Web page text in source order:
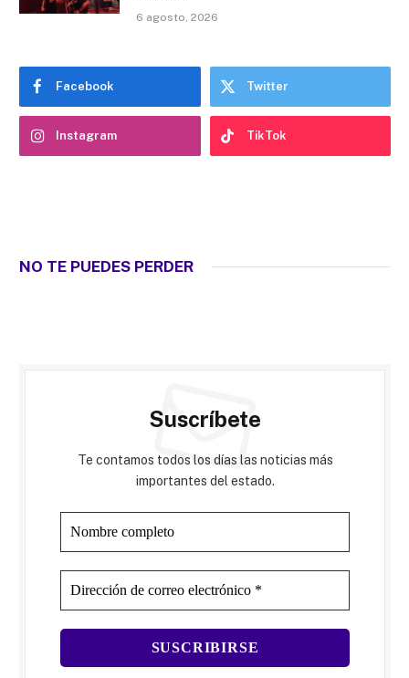
6 agosto, 2026
Facebook Twitter
Instagram TikTok
NO TE PUEDES PERDER
Suscríbete
Te contamos todos los días las noticias más
importantes del estado.